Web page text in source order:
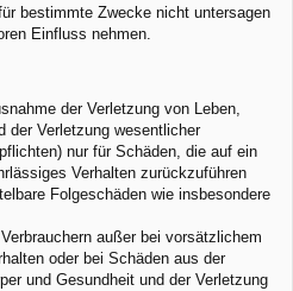
bestimmte Zwecke nicht untersagen
Einfluss nehmen.
der Verletzung von Leben,
der Verletzung wesentlicher
nur für Schäden, die auf ein
Verhalten zurückzuführen
Folgeschäden wie insbesondere
außer bei vorsätzlichem
oder bei Schäden aus der
und Gesundheit und der Verletzung